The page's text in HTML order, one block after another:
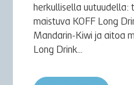
herkullisella uutuudella:
maistuva KOFF Long
Mandarin-Kiwi ja aitoa
Long Drink...